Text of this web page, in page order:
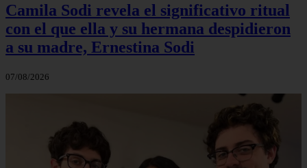
Camila Sodi revela el significativo ritual
con el que ella y su hermana despidieron
a su madre, Ernestina Sodi
07/08/2026